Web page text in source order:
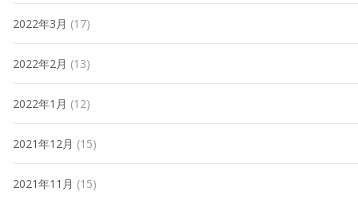
2022年3月 (17)
2022年2月 (13)
2022年1月 (12)
2021年12月 (15)
2021年11月 (15)